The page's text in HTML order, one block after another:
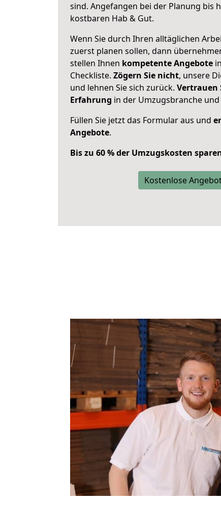
sind. Angefangen bei der Planung bis
kostbaren Hab & Gut.
Wenn Sie durch Ihren alltäglichen
zuerst planen sollen, dann
stellen Ihnen kompetente Angebote
Checkliste. Zögern Sie nicht, unsere
und lehnen Sie sich zurück. Vertrauen
Erfahrung in der Umzugsbranche
Füllen Sie jetzt das Formular aus und
Angebote.
Bis zu 60 % der Umzugskosten
Kostenlose